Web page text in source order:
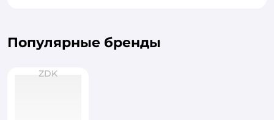
Популярные бренды
ZDK